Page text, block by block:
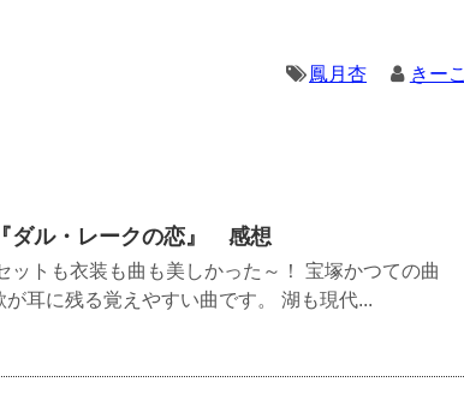
鳳月杏 きーこ
ダル・レークの恋』 感想
ットも衣装も曲も美しかった～！ 宝塚かつての曲
耳に残る覚えやすい曲です。 湖も現代...